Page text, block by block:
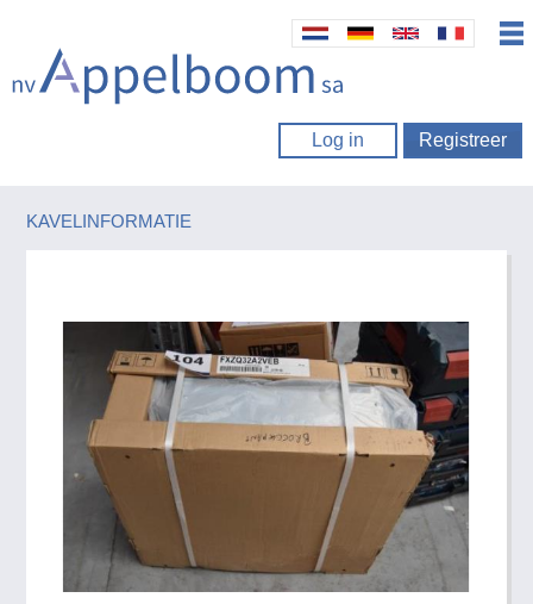
Log in Registreer
KAVELINFORMATIE